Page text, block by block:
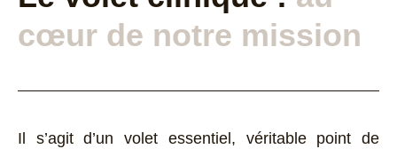
cœur de notre mission
Il s’agit d’un volet essentiel, véritable point de